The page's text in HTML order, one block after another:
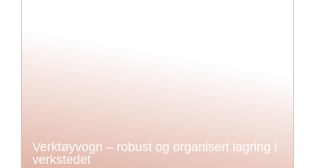
Verktøyvogn – robust og organisert lagring i
verkstedet